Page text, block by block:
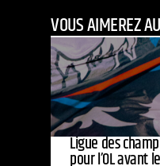
VOUS AIMEREZ
Ligue des
pour l’OL avant